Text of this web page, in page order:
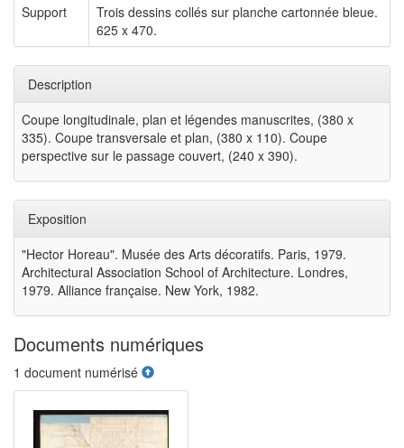
Support
Trois dessins collés sur planche cartonnée bleue.
625 x 470.
Description
Coupe longitudinale, plan et légendes manuscrites, (380 x
335). Coupe transversale et plan, (380 x 110). Coupe
perspective sur le passage couvert, (240 x 390).
Exposition
"Hector Horeau". Musée des Arts décoratifs. Paris, 1979.
Architectural Association School of Architecture. Londres,
1979. Alliance française. New York, 1982.
Documents numériques
1 document numérisé